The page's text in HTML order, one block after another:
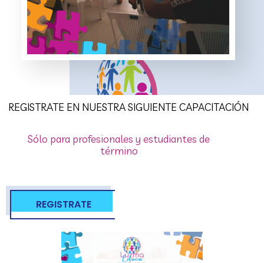
REGISTRATE EN NUESTRA SIGUIENTE CAPACITACIÓN
Sólo para profesionales y estudiantes de
término
REGISTRATE